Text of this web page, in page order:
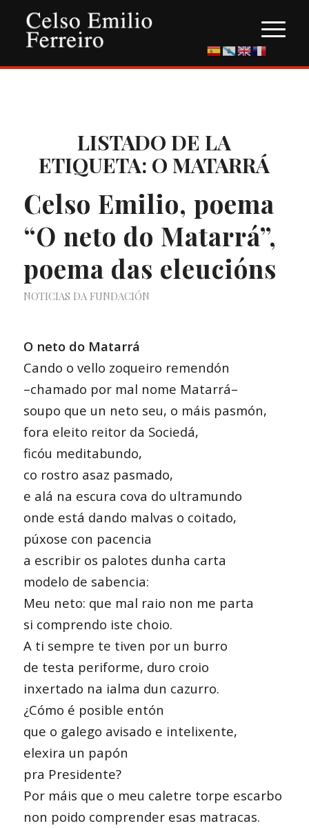
LISTADO DE LA
ETIQUETA: O MATARRÁ
Celso Emilio, poema
“O neto do Matarrá”,
poema das eleucións
NOTICIAS DA FUNDACIÓN
O neto do Matarrá
Cando o vello zoqueiro remendón
–chamado por mal nome Matarrá–
soupo que un neto seu, o máis pasmón,
fora eleito reitor da Sociedá,
ficóu meditabundo,
co rostro asaz pasmado,
e alá na escura cova do ultramundo
onde está dando malvas o coitado,
púxose con pacencia
a escribir os palotes dunha carta
modelo de sabencia:
Meu neto: que mal raio non me parta
si comprendo iste choio.
A ti sempre te tiven por un burro
de testa periforme, duro croio
inxertado na ialma dun cazurro.
¿Cómo é posible entón
que o galego avisado e intelixente,
elexira un papón
pra Presidente?
Por máis que o meu caletre torpe escarbo
non poido comprender esas matracas.